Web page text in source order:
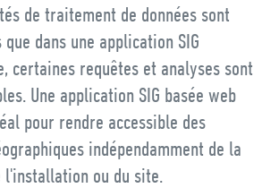
de traitement de données sont
dans une application SIG
certaines requêtes et analyses sont
Une application SIG basée web
pour rendre accessible des
indépendamment de la
ou du site.